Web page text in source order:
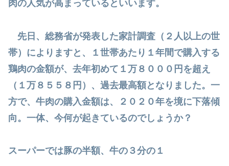
肉の人気が高まっているといいます。
先日、総務省が発表した家計調査（２人以上の世
帯）によりますと、１世帯あたり１年間で購入する
鶏肉の金額が、去年初めて１万８０００円を超え
（１万８５５８円）、過去最高額となりました。一
方で、牛肉の購入金額は、２０２０年を境に下落傾
向。一体、今何が起きているのでしょうか？
スーパーでは豚の半額、牛の３分の１